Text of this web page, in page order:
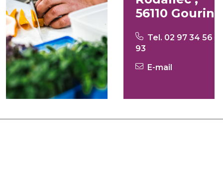
56110 Gourin
Tel. 02 97 34 56
93
E-mail